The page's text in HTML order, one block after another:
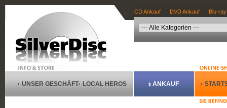
CD Ankauf DVD Ankauf Blu-
UNSER GESCHÄFT LOCAL HEROS ANKAUF